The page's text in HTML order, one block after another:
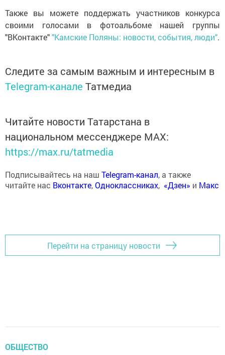
Также вы можете поддержать участников конкурса
своими голосами в фотоальбоме нашей группы
"ВКонтакте""Камские Поляны: новости, события, люди".
Следите за самым важным и интересным в
Telegram-канале Татмедиа
Читайте новости Татарстана в
национальном мессенджере MАХ:
https://max.ru/tatmedia
Подписывайтесь на наш Telegram-канал, а также
читайте нас Вконтакте,Одноклассниках, «Дзен» и Макс
Перейти на страницу новости
ОБЩЕСТВО